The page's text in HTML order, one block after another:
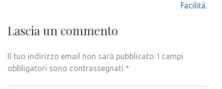
Facilità.
Lascia un commento
Il tuo indirizzo email non sarà pubblicato. I campi
obbligatori sono contrassegnati *